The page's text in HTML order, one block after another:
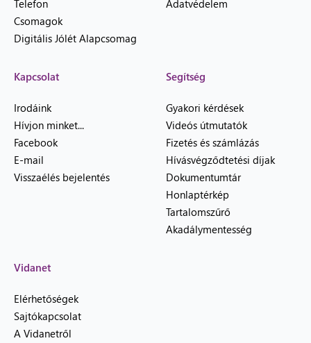
Telefon
Csomagok
Digitális Jólét Alapcsomag
Adatvédelem
Kapcsolat
Irodáink
Hívjon minket...
Facebook
E-mail
Visszaélés bejelentés
Segítség
Gyakori kérdések
Videós útmutatók
Fizetés és számlázás
Hívásvégződtetési díjak
Dokumentumtár
Honlaptérkép
Tartalomszűrő
Akadálymentesség
Vidanet
Elérhetőségek
Sajtókapcsolat
A Vidanetről